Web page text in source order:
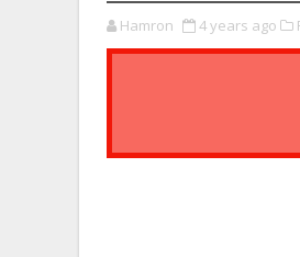
Hamron 4 years ago